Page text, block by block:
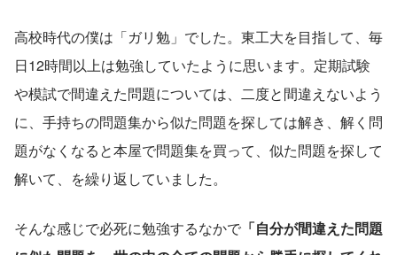
高校時代の僕は「ガリ勉」でした。東工大を目指して、毎
日12時間以上は勉強していたように思います。定期試験
や模試で間違えた問題については、二度と間違えないよう
に、手持ちの問題集から似た問題を探しては解き、解く問
題がなくなると本屋で問題集を買って、似た問題を探して
解いて、を繰り返していました。
そんな感じで必死に勉強するなかで 「自分が間違えた問題